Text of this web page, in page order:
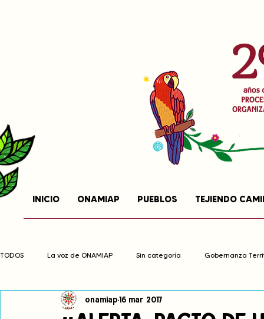
INICIO ONAMIAP PUEBLOS TEJIENDO
TODOS La voz de ONAMIAP Sin categoría Gobernanza
Cambio climático Navegador indígena
onamiap 16 mar 2017